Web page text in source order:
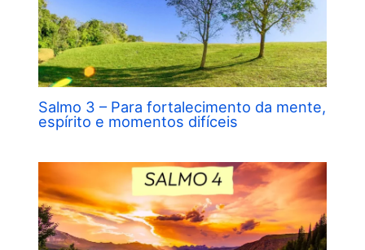
Salmo 3 – Para fortalecimento da mente,
espírito e momentos difíceis